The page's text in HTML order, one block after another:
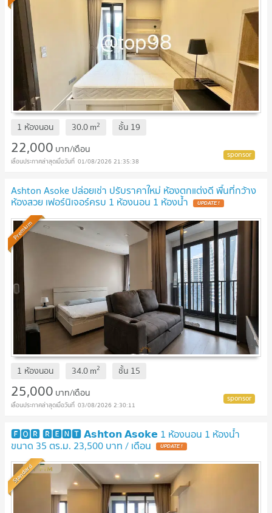
1 ห้องนอน 30.0m2 ชั้น 19
22,000 บาท/เดือน
01/08/2026 21:35:38
Ashton Asoke ปล่อยเช่า ปรับราคาใหม่ ห้องตกแต่งดี พื้นที่กว้าง
ห้องสวย เฟอร์นิเจอร์ครบ 1 ห้องนอน 1 ห้องน้ำ UPDATE !
Premium
1 ห้องนอน 34.0m2 ชั้น 15
25,000 บาท/เดือน
03/08/2026 2:30:11
🅵🅾️🆁 🆁🅴🅽🆃 𝗔𝘀𝗵𝘁𝗼𝗻 𝗔𝘀𝗼𝗸𝗲 1 ห้องนอน 1 ห้องน้ำ
ขนาด 35 ตร.ม. 23,500 บาท / เดือน UPDATE !
Standard